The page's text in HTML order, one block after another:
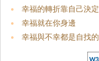
幸福的轉折靠自己決定
幸福就在你身邊
幸福與不幸都是自找的